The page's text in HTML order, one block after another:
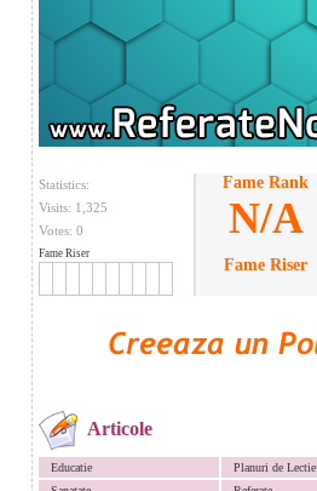
Statistics:
Visits: 1,325
Votes: 0
Fame Riser
Fame Rank
N/A
Fame Riser
Articole
Educatie
Planuri de Lectie